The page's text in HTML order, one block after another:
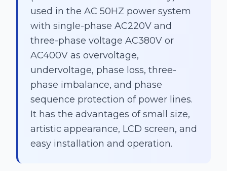
used in the AC 50HZ power system
with single-phase AC220V and
three-phase voltage AC380V or
AC400V as overvoltage,
undervoltage, phase loss, three-
phase imbalance, and phase
sequence protection of power lines.
It has the advantages of small size,
artistic appearance, LCD screen, and
easy installation and operation.